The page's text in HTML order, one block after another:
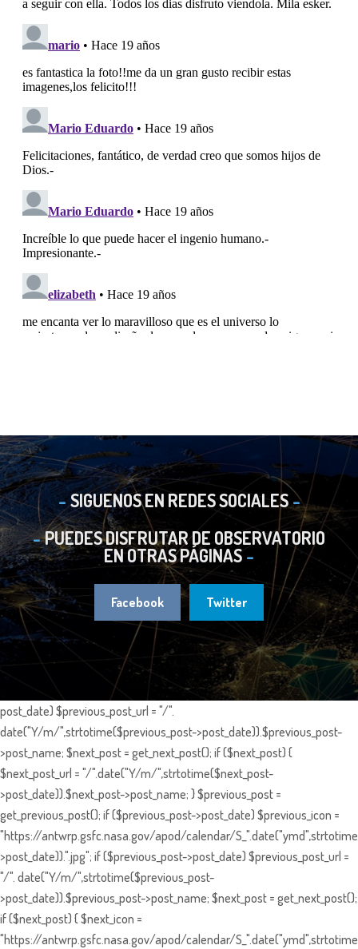
SIGUENOS EN REDES SOCIALES
PUEDES DISFRUTAR DE OBSERVATORIO
EN OTRAS PÁGINAS
Facebook Twitter
post_date) $previous_post_url = "/".
date("Y/m/",strtotime($previous_post->post_date)).$previous_post-
>post_name; $next_post = get_next_post(); if ($next_post) {
$next_post_url = "/".date("Y/m/",strtotime($next_post-
>post_date)).$next_post->post_name; } $previous_post =
get_previous_post(); if ($previous_post->post_date) $previous_icon =
"https://antwrp.gsfc.nasa.gov/apod/calendar/
>post_date)).".jpg"; if ($previous_post->post_date) $previous_post_url =
"/". date("Y/m/",strtotime($previous_post-
>post_date)).$previous_post->post_name; $next_post = get_next_post();
if ($next_post) { $next_icon =
"https://antwrp.gsfc.nasa.gov/apod/calendar/